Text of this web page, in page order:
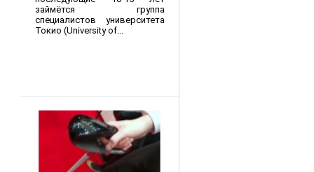
займётся группа
специалистов университета
Токио (University of...